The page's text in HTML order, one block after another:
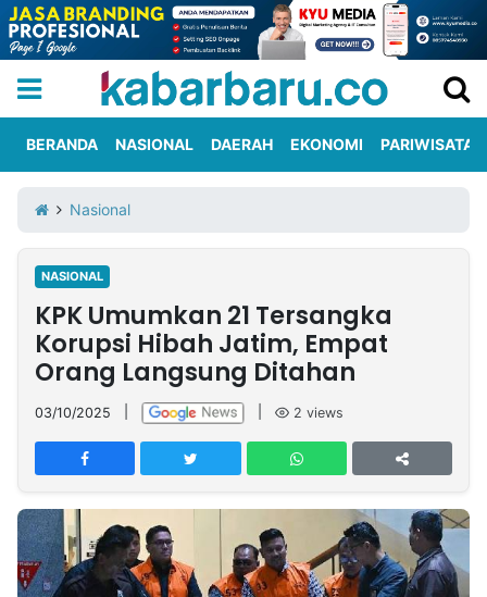
Iklan
Berita
Kami
Nasional
International
Olahraga
Entertainment
Daerah
Pariwisata
Kuliner
Kolom
Network
PT
TREETAN
INDONESIA
Partner
BERANDA NASIONAL DAERAH EKONOMI PARIWISATA
Nasional
NASIONAL
KPK Umumkan 21 Tersangka
Korupsi Hibah Jatim, Empat
Orang Langsung Ditahan
03/10/2025 2 views